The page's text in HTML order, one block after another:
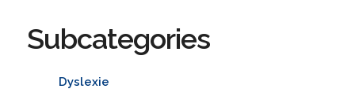
Subcategories
Dyslexie